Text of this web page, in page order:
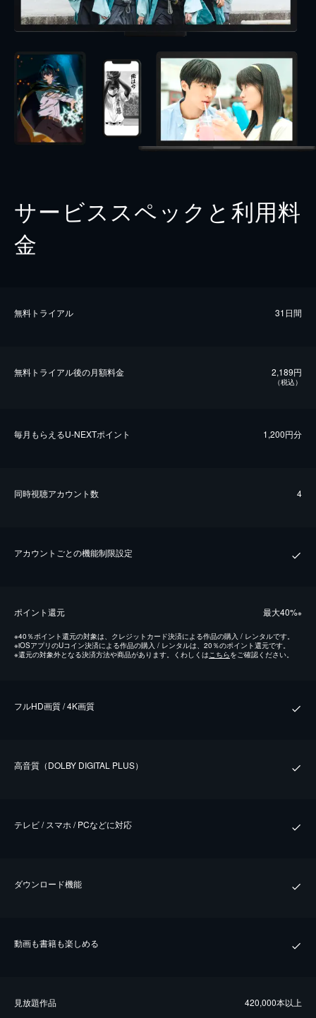
サービススペックと利用料
金
無料トライアル 31日間
無料トライアル後の⽉額料金 2,189円
（税込）
毎⽉もらえるU-NEXTポイント 1,200円分
同時視聴アカウント数 4
アカウントごとの機能制限設定
ポイント還元 最⼤40%※
※40％ポイント還元の対象は、クレジットカード決済による作品の購入 / レンタルです。
※iOSアプリのUコイン決済による作品の購入 / レンタルは、20％のポイント還元です。
※還元の対象外となる決済方法や商品があります。くわしくはこちらをご確認ください。
フルHD画質 / 4K画質
⾼⾳質（DOLBY DIGITAL PLUS）
テレビ / スマホ / PCなどに対応
ダウンロード機能
動画も書籍も楽しめる
⾒放題作品 420,000本以上